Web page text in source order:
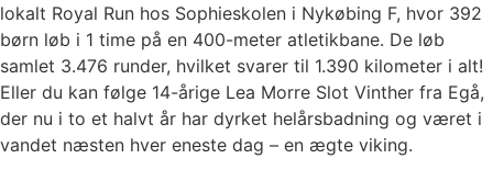
lokalt Royal Run hos Sophieskolen i Nykøbing F, hvor 392
børn løb i 1 time på en 400-meter atletikbane. De løb
samlet 3.476 runder, hvilket svarer til 1.390 kilometer i alt!
Eller du kan følge 14-årige Lea Morre Slot Vinther fra Egå,
der nu i to et halvt år har dyrket helårsbadning og været i
vandet næsten hver eneste dag – en ægte viking.